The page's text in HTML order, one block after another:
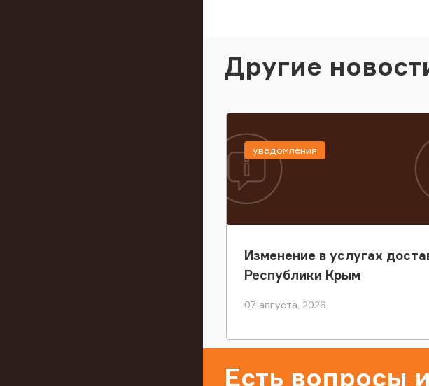
Другие
Изменение в услугах
Республики Крым
07 августа, 2026
уведомления
Есть вопросы